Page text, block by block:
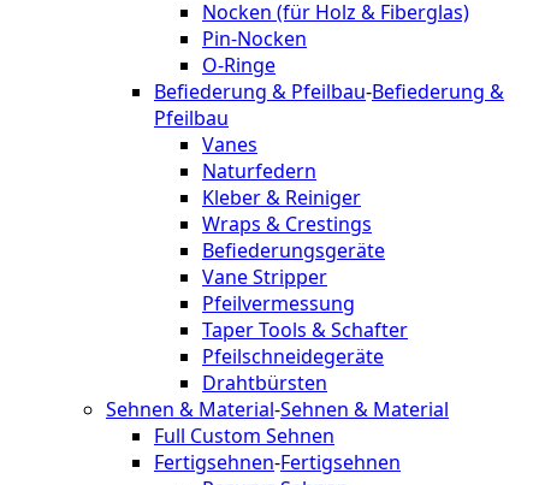
Nocken (für Holz & Fiberglas)
Pin-Nocken
O-Ringe
Befiederung & Pfeilbau-Befiederung &
Pfeilbau
Vanes
Naturfedern
Kleber & Reiniger
Wraps & Crestings
Befiederungsgeräte
Vane Stripper
Pfeilvermessung
Taper Tools & Schafter
Pfeilschneidegeräte
Drahtbürsten
Sehnen & Material-Sehnen & Material
Full Custom Sehnen
Fertigsehnen-Fertigsehnen